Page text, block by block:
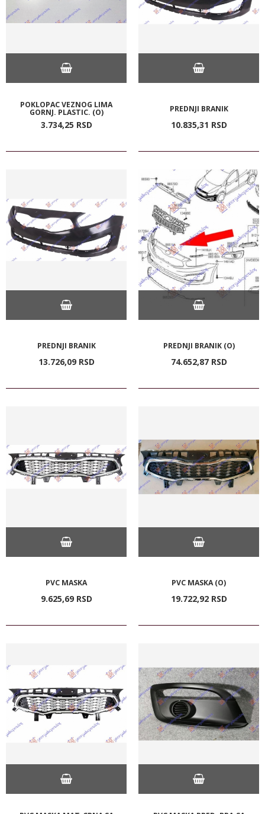
POKLOPAC VEZNOG LIMA
GORNJ. PLASTIC. (O)
3.734,25 RSD
PREDNJI BRANIK
10.835,31 RSD
PREDNJI BRANIK
13.726,09 RSD
PREDNJI BRANIK (O)
74.652,87 RSD
PVC MASKA
9.625,69 RSD
PVC MASKA (O)
19.722,92 RSD